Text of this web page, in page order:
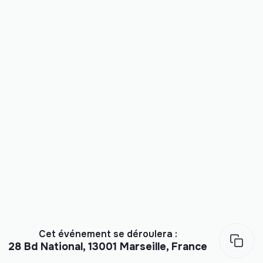
Cet événement se déroulera :
28 Bd National, 13001 Marseille, France